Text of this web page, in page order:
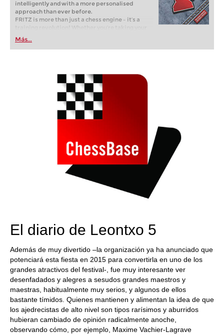
intelligently and with a more personalised
approach than ever before.
FRITZ is more than just a chess engine – it’s a
training revolution! Whether you’re taking your
first steps into the world of club chess, or already
playing at a tournament level: with FRITZ, you can
train more efficiently, intelligently and with a
Más...
El diario de Leontxo 5
Además de muy divertido –la organización ya ha anunciado que
potenciará esta fiesta en 2015 para convertirla en uno de los
grandes atractivos del festival-, fue muy interesante ver
desenfadados y alegres a sesudos grandes maestros y
maestras, habitualmente muy serios, y algunos de ellos
bastante tímidos. Quienes mantienen y alimentan la idea de que
los ajedrecistas de alto nivel son tipos rarísimos y aburridos
hubieran cambiado de opinión radicalmente anoche,
observando cómo, por ejemplo, Maxime Vachier-Lagrave